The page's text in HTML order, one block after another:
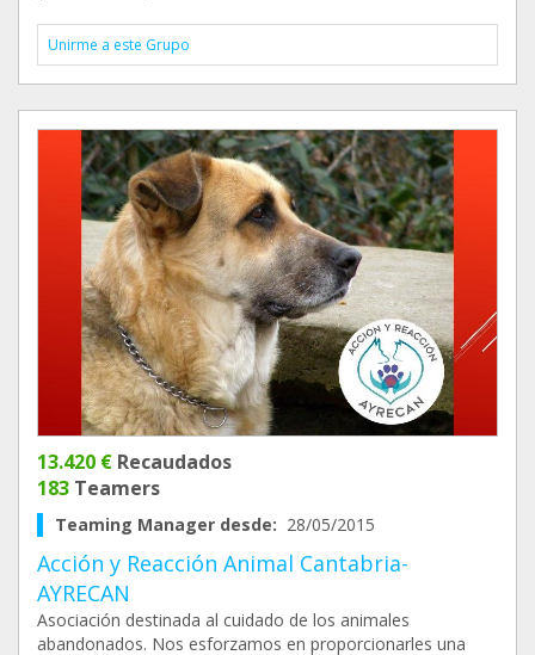
Unirme a este Grupo
13.420 € Recaudados
183 Teamers
Teaming Manager desde: 28/05/2015
Acción y Reacción Animal Cantabria-
AYRECAN
Asociación destinada al cuidado de los animales
abandonados. Nos esforzamos en proporcionarles una